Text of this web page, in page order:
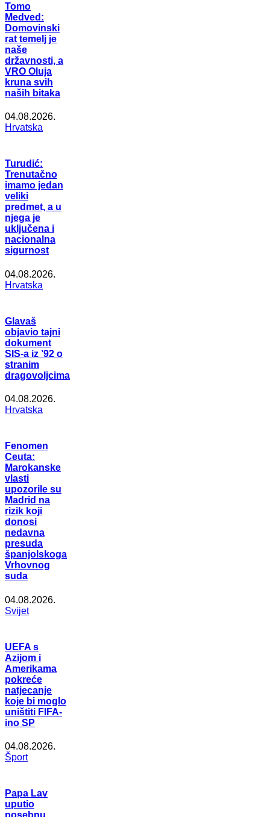
Tomo
Medved:
Domovinski
rat temelj je
naše
državnosti, a
VRO Oluja
kruna svih
naših bitaka
04.08.2026.
Hrvatska
Turudić:
Trenutačno
imamo jedan
veliki
predmet, a u
njega je
uključena i
nacionalna
sigurnost
04.08.2026.
Hrvatska
Glavaš
objavio tajni
dokument
SIS-a iz ’92 o
stranim
dragovoljcima
04.08.2026.
Hrvatska
Fenomen
Ceuta:
Marokanske
vlasti
upozorile su
Madrid na
rizik koji
donosi
nedavna
presuda
španjolskoga
Vrhovnog
suda
04.08.2026.
Svijet
UEFA s
Azijom i
Amerikama
pokreće
natjecanje
koje bi moglo
uništiti FIFA-
ino SP
04.08.2026.
Šport
Papa Lav
uputio